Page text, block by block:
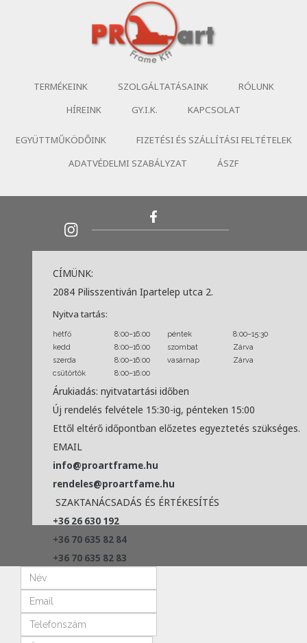
TERMÉKEINK SZOLGÁLTATÁSAINK
RÓLUNK
HÍREINK
GY.I.K. KAPCSOLAT
EGYÜTTMŰKÖDŐINK
FIZETÉSI ÉS SZÁLLÍTÁSI FELTÉTELEK
ADATVÉDELMI SZABÁLYZAT
ÁSZF
CÍMÜNK:
2084 Pilisszentiván Ipartelep utca 2.
Nyitva tartás:
hétfő 8:00–16:00 péntek
8:00–15:30
kedd
8:00–16:00 szombat
Zárva
szerda
8:00–16:00 vasárnap
Zárva
csütörtök
8:00–16:00
Árukiadás: nyitvatartási időben
Új rendelés felvétele 15:30-ig, pénteken 15:00
Ettől eltérő időpontban előzetes egyeztetés szükséges.
EMAIL
info@proartframe.hu
rendeles@proartfame.hu
SZAKTANÁCSADÁS ÉS ÉRTÉKESÍTÉS
+36 26 630 192
+36 70 635 82 84
+36 70 635 82 83